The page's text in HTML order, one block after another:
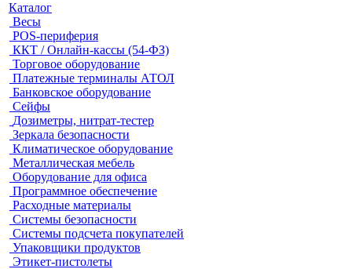
Каталог
Весы
POS-периферия
ККТ / Онлайн-кассы (54-ФЗ)
Торговое оборудование
Платежные терминалы АТОЛ
Банковское оборудование
Сейфы
Дозиметры, нитрат-тестер
Зеркала безопасности
Климатическое оборудование
Металлическая мебель
Оборудование для офиса
Программное обеспечение
Расходные материалы
Системы безопасности
Системы подсчета покупателей
Упаковщики продуктов
Этикет-пистолеты